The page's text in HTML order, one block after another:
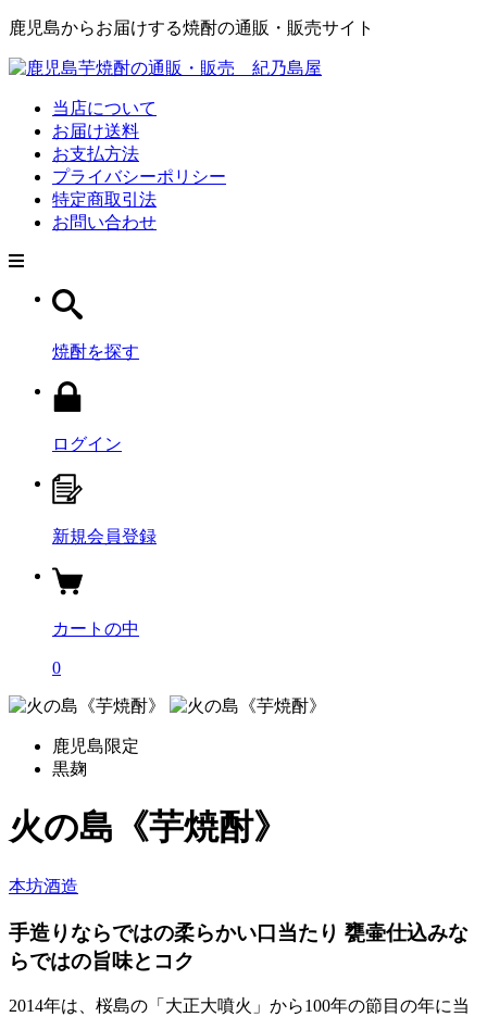
鹿児島からお届けする焼酎の通販・販売サイト
当店について
お届け送料
お支払方法
プライバシーポリシー
特定商取引法
お問い合わせ
焼酎を探す
ログイン
新規会員登録
カートの中
0
鹿児島限定
黒麹
火の島《芋焼酎》
本坊酒造
手造りならではの柔らかい口当たり 甕壷仕込みな
らではの旨味とコク
2014年は、桜島の「大正大噴火」から100年の節目の年に当